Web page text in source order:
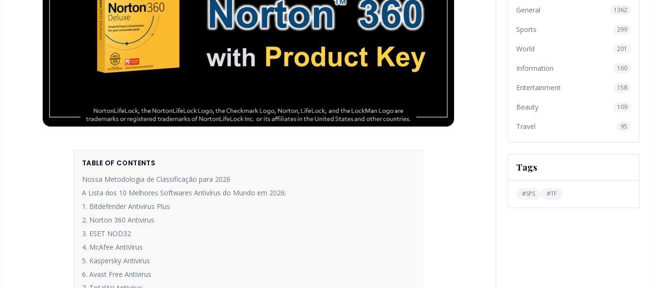
TABLE OF CONTENTS
Nossa Metodologia de Classificação para 2026
A Lista dos 10 Melhores Softwares Antivírus do Mundo em 2026:
1. Bitdefender Antivirus Plus
2. Norton 360 Antivirus
3. ESET NOD32
4. McAfee AntiVirus
5. Kaspersky Antivirus
6. Avast Free Antivirus
General 1362
Sports 299
World 201
Information 160
Entertainment 158
Beauty 109
Travel 95
Tags
#SPS #TF